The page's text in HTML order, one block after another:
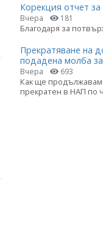
Корекция отчет
Вчера 181
Благодаря за
Прекратяване на
подадена молба
Вчера 693
Как ще продължавам
прекратен в НАП по